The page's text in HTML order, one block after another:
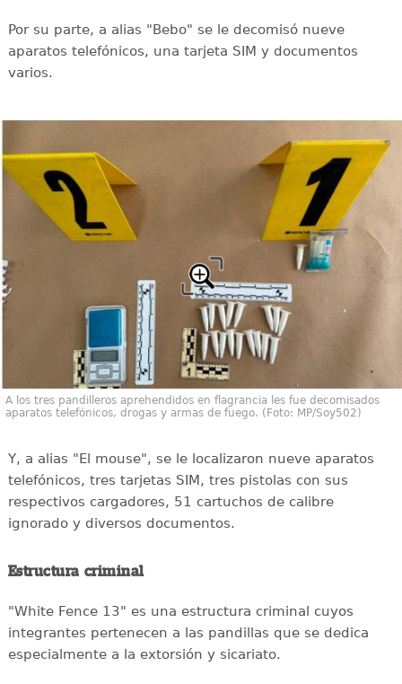
Por su parte, a alias "Bebo" se le decomisó nueve
aparatos telefónicos, una tarjeta SIM y documentos
varios.
A los tres pandilleros aprehendidos en flagrancia les fue decomisados
aparatos telefónicos, drogas y armas de fuego. (Foto: MP/Soy502)
Y, a alias "El mouse", se le localizaron nueve aparatos
telefónicos, tres tarjetas SIM, tres pistolas con sus
respectivos cargadores, 51 cartuchos de calibre
ignorado y diversos documentos.
Estructura criminal
"White Fence 13" es una estructura criminal cuyos
integrantes pertenecen a las pandillas que se dedica
especialmente a la extorsión y sicariato.